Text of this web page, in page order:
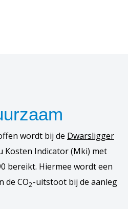
wordt bij de Dwarsligger
Kosten Indicator (Mki) met
bereikt. Hiermee wordt een
de CO2-uitstoot bij de aanleg